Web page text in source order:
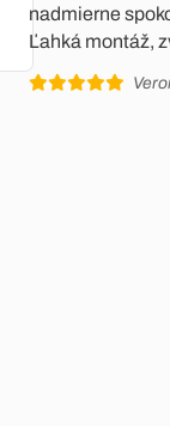
nadmierne
Ľahká montáž,